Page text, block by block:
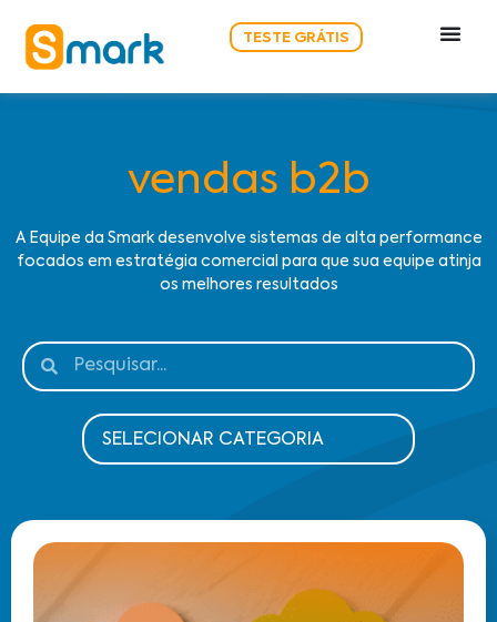
TESTE GRÁTIS
vendas b2b
A Equipe da Smark desenvolve sistemas de alta performance
focados em estratégia comercial para que sua equipe atinja
os melhores resultados